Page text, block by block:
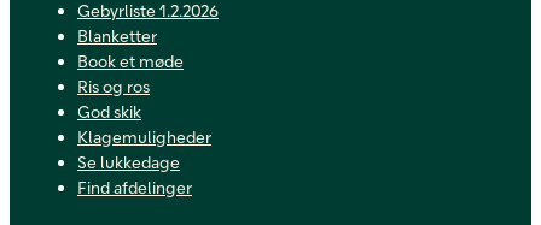
Gebyrliste 1.2.2026
Blanketter
Book et møde
Ris og ros
God skik
Klagemuligheder
Se lukkedage
Find afdelinger